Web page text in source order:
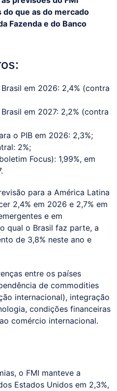
que as do mercado
Fazenda e do Banco
em 2026: 2,4% (contra
em 2027: 2,2% (contra
o PIB em 2026: 2,3%;
2%;
Focus): 1,99%, em
para a América Latina
2,4% em 2026 e 2,7% em
e em
qual o Brasil faz parte, a
de 3,8% neste ano e
entre os países
de commodities
internacional), integração
condições financeiras
comércio internacional.
o FMI manteve a
Estados Unidos em 2,3%,